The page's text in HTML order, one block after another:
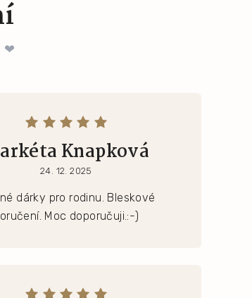
❤
Knapková
24. 12. 2025
dárky pro rodinu. Bleskové
Moc doporučuji.:-)